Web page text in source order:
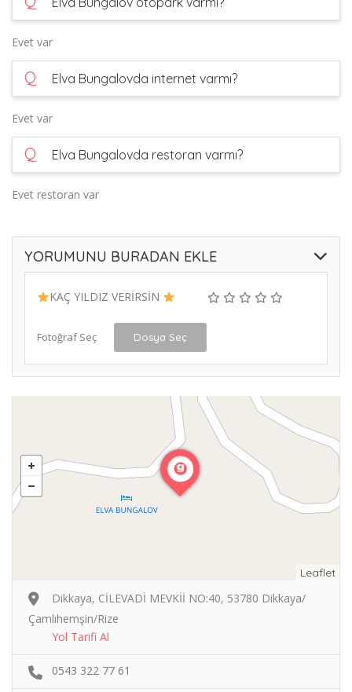
Evet var
Q Elva Bungalovda internet varmı?
Evet var
Q Elva Bungalovda restoran varmı?
Evet restoran var
YORUMUNU BURADAN EKLE
KAÇ YILDIZ VERİRSİN
Fotoğraf Seç Dosya Seç
Leaflet
Dikkaya, CİLEVADİ MEVKİİ NO:40, 53780 Dikkaya/
Çamlıhemşin/Rize
Yol Tarifi Al
0543 322 77 61